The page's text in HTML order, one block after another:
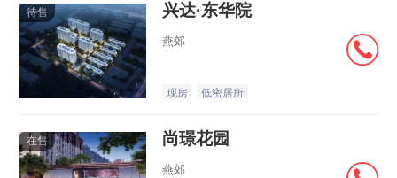
待售 兴达·东华院
燕郊
现房 低密居所
在售 尚璟花园
燕郊